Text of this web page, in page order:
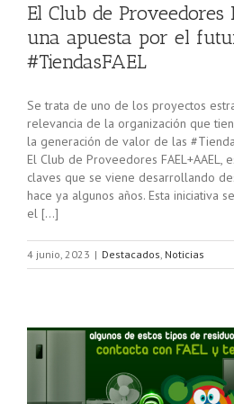
El Club de
una apuesta por el
#TiendasFAEL
Se trata de uno de los proyectos
relevancia de la organización que
la generación de valor de las
El Club de Proveedores FAEL+AAEL,
claves que se viene desarrollando
hace ya algunos años. Esta iniciativa
el […]
4 junio, 2023 | Destacados, Noticias